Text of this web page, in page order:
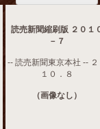
読売新聞縮刷版 ２０１
－７
-- 読売新聞東京本社 -- ２
１０．８
（画像なし）